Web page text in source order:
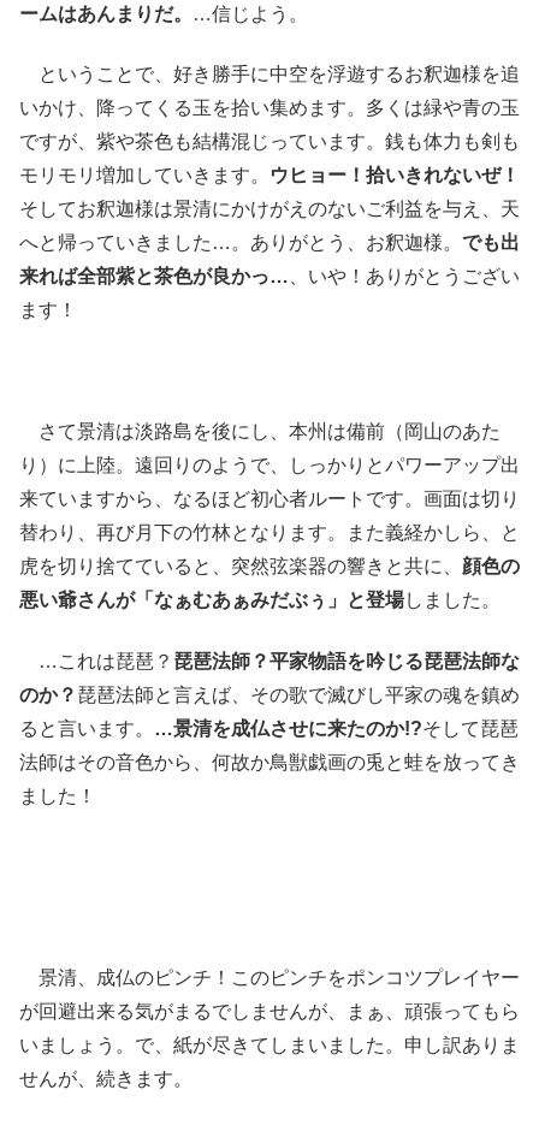
ームはあんまりだ。
…信じよう。
ということで、好き勝手に中空を浮遊するお釈迦様を追
いかけ、降ってくる玉を拾い集めます。多くは緑や青の玉
ですが、紫や茶色も結構混じっています。銭も体力も剣も
モリモリ増加していきます。
ウヒョー！拾いきれないぜ！
そしてお釈迦様は景清にかけがえのないご利益を与え、天
へと帰っていきました…。ありがとう、お釈迦様。 でも出
来れば全部紫と茶色が良かっ… 、いや！ありがとうござい
ます！
さて景清は淡路島を後にし、本州は備前（岡山のあた
り）に上陸。遠回りのようで、しっかりとパワーアップ出
来ていますから、なるほど初心者ルートです。画面は切り
替わり、再び月下の竹林となります。また義経かしら、と
虎を切り捨てていると、突然弦楽器の響きと共に、 顔色の
悪い爺さんが「なぁむあぁみだぶぅ」と登場しました。
…これは琵琶？ 琵琶法師？平家物語を吟じる琵琶法師な
のか？ 琵琶法師と言えば、その歌で滅びし平家の魂を鎮め
ると言います。 …景清を成仏させに来たのか!?そして琵琶
法師はその音色から、何故か鳥獣戯画の兎と蛙を放ってき
ました！
景清、成仏のピンチ！このピンチをポンコツプレイヤー
が回避出来る気がまるでしませんが、まぁ、頑張ってもら
いましょう。で、紙が尽きてしまいました。申し訳ありま
せんが、続きます。